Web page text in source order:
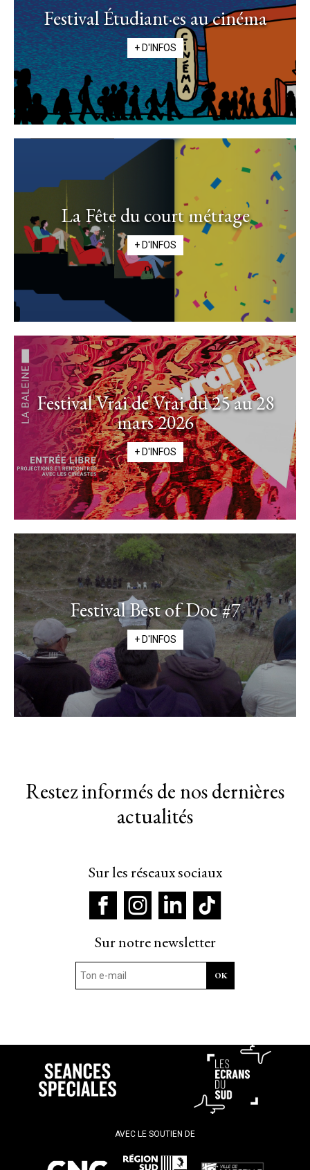
Festival Étudiant·es au cinéma
+ D'INFOS
La Fête du court métrage
+ D'INFOS
Festival Vrai de Vrai du 25 au 28
mars 2026
+ D'INFOS
Festival Best of Doc #7
+ D'INFOS
Restez informés de nos dernières
actualités
Sur les réseaux sociaux
Sur notre newsletter
AVEC LE SOUTIEN DE